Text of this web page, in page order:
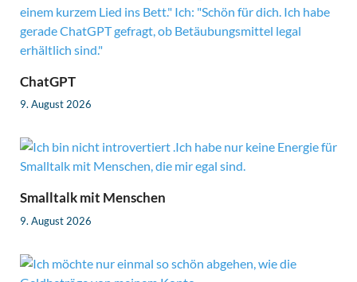
ChatGPT
9. August 2026
Smalltalk mit Menschen
9. August 2026